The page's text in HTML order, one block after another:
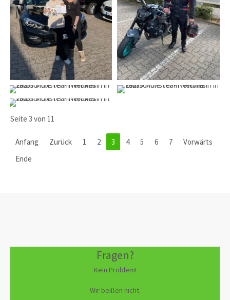
Seite 3 von 11
Anfang Zurück 1 2 3 4 5 6 7
Vorwärts
Ende
Fragen?
Kein Problem!
Wir beißen nicht.